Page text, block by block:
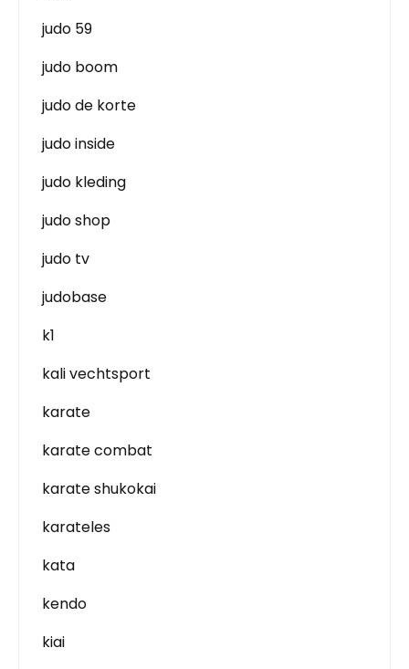
judo 59
judo boom
judo de korte
judo inside
judo kleding
judo shop
judo tv
judobase
k1
kali vechtsport
karate
karate combat
karate shukokai
karateles
kata
kendo
kiai